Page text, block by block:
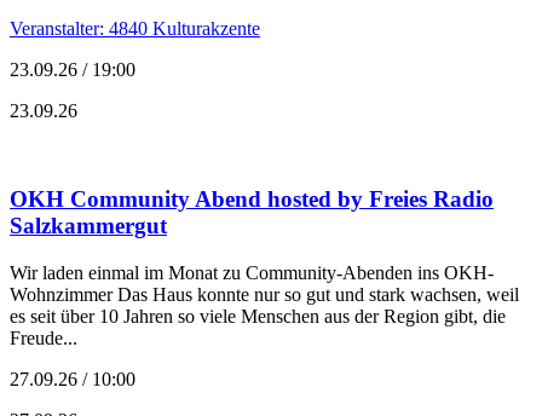
Veranstalter: 4840 Kulturakzente
23.09.26 / 19:00
23.09.26
OKH Community Abend hosted by Freies Radio
Salzkammergut
Wir laden einmal im Monat zu Community-Abenden ins OKH-
Wohnzimmer Das Haus konnte nur so gut und stark wachsen, weil
es seit über 10 Jahren so viele Menschen aus der Region gibt, die
Freude...
27.09.26 / 10:00